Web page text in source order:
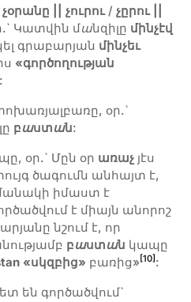
չօրանը || չուրու/ չըրու
Կատվին մանզիլը մինչէվ
գրաբարյան մինչեւ
«գործողության
:
օր.`
բաստան:
օր.` Մըն օր առաչ յէս
ծագումն անհայտ է,
իմաստ է
է միայն անորոշ
նշում է, որ
բաստան կապը
«սկզբից» բառից»[10] :
են գործածվում`